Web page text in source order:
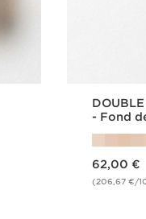
- Fond
62,00 €
(206,67 €/